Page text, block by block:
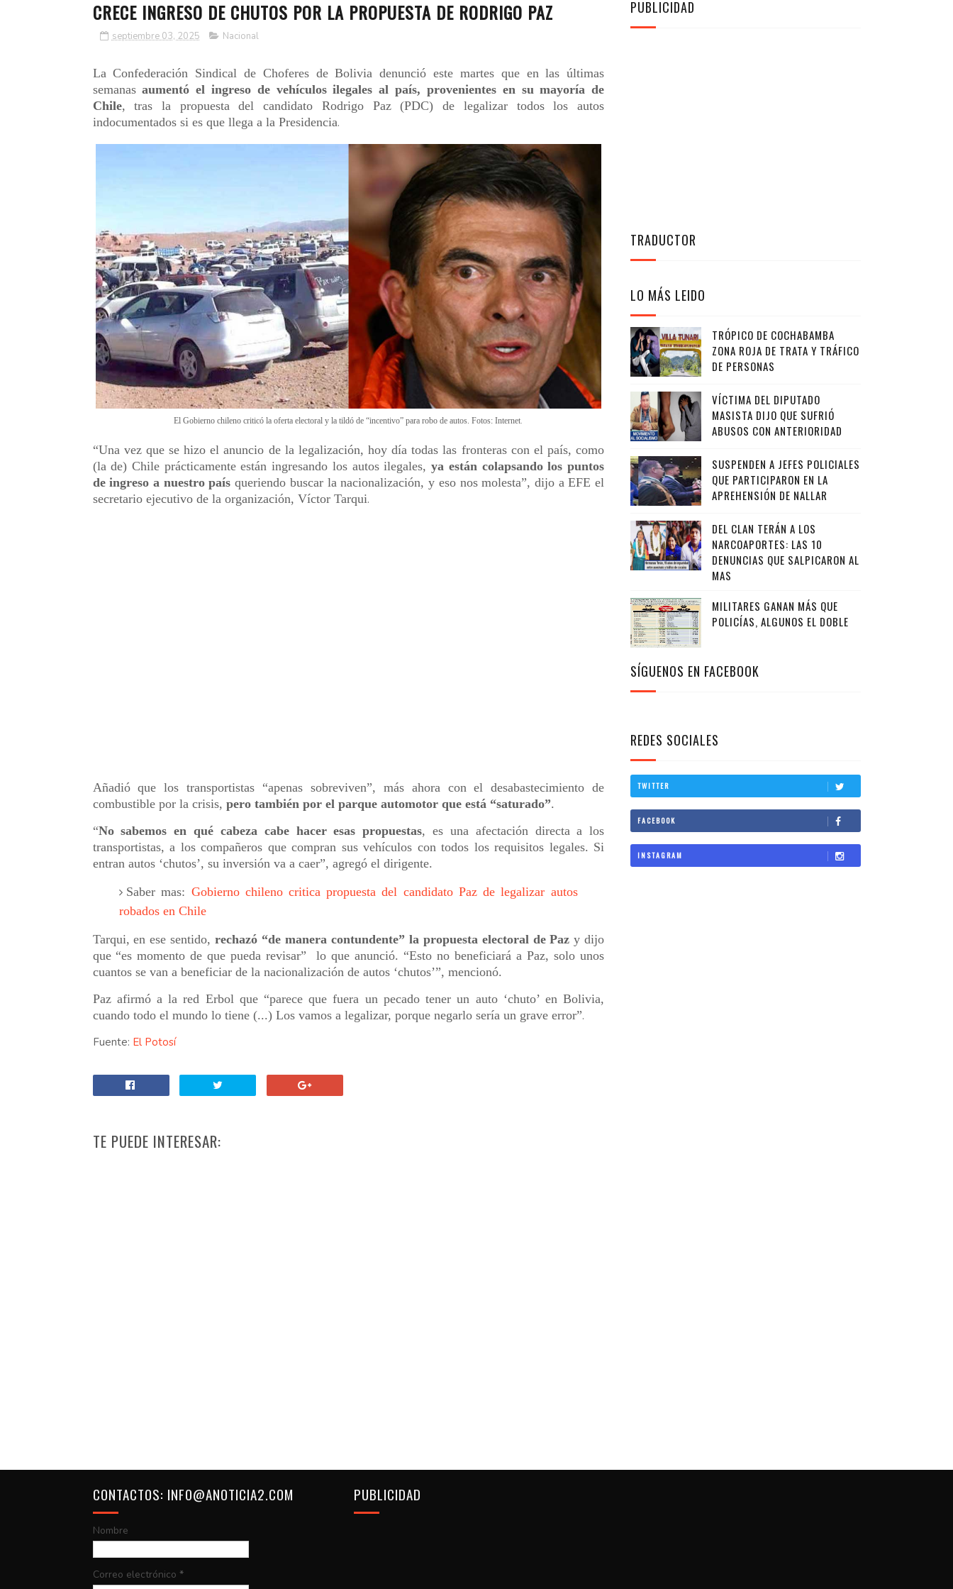
CRECE INGRESO DE CHUTOS POR LA PROPUESTA DE RODRIGO PAZ
septiembre 03, 2025 Nacional
La Confederación Sindical de Choferes de Bolivia denunció este martes que en las últimas
semanasaumentó el ingreso de vehículos ilegales al país, provenientes en su mayoría de
Chile, tras la propuesta del candidato Rodrigo Paz (PDC) de legalizar todos los autos
indocumentados si es que llega a la Presidencia.
El Gobierno chileno criticó la oferta electoral y la tildó de “incentivo” para robo de autos. Fotos: Internet.
“Una vez que se hizo el anuncio de la legalización, hoy día todas las fronteras con el país, como
(la de) Chile prácticamente están ingresando los autos ilegales,ya están colapsando los puntos
de ingreso a nuestro país queriendo buscar la nacionalización, y eso nos molesta”, dijo a EFE el
secretario ejecutivo de la organización, Víctor Tarqui.
Añadió que los transportistas “apenas sobreviven”, más ahora con el desabastecimiento de
combustible por la crisis, pero también por el parque automotor que está “saturado”.
“No sabemos en qué cabeza cabe hacer esas propuestas, es una afectación directa a los
transportistas, a los compañeros que compran sus vehículos con todos los requisitos legales. Si
entran autos ‘chutos’, su inversión va a caer”, agregó el dirigente.
Saber mas: Gobierno chileno critica propuesta del candidato Paz de legalizar autos
robados en Chile
Tarqui, en ese sentido,rechazó “de manera contundente” la propuesta electoral de Paz y dijo
que “es momento de que pueda revisar” lo que anunció. “Esto no beneficiará a Paz, solo unos
cuantos se van a beneficiar de la nacionalización de autos ‘chutos’”, mencionó.
Paz afirmó a la red Erbol que “parece que fuera un pecado tener un auto ‘chuto’ en Bolivia,
cuando todo el mundo lo tiene (...) Los vamos a legalizar, porque negarlo sería un grave error”.
Fuente: El Potosí
TE PUEDE INTERESAR:
PUBLICIDAD
TRADUCTOR
LO MÁS LEIDO
TRÓPICO DE COCHABAMBA
ZONA ROJA DE TRATA Y TRÁFICO
DE PERSONAS
VÍCTIMA DEL DIPUTADO
MASISTA DIJO QUE SUFRIÓ
ABUSOS CON ANTERIORIDAD
SUSPENDEN A JEFES POLICIALES
QUE PARTICIPARON EN LA
APREHENSIÓN DE NALLAR
DEL CLAN TERÁN A LOS
NARCOAPORTES: LAS 10
DENUNCIAS QUE SALPICARON AL
MAS
MILITARES GANAN MÁS QUE
POLICÍAS, ALGUNOS EL DOBLE
SÍGUENOS EN FACEBOOK
REDES SOCIALES
TWITTER
FACEBOOK
INSTAGRAM
CONTACTOS: INFO@ANOTICIA2.COM
Nombre
Correo electrónico *
PUBLICIDAD